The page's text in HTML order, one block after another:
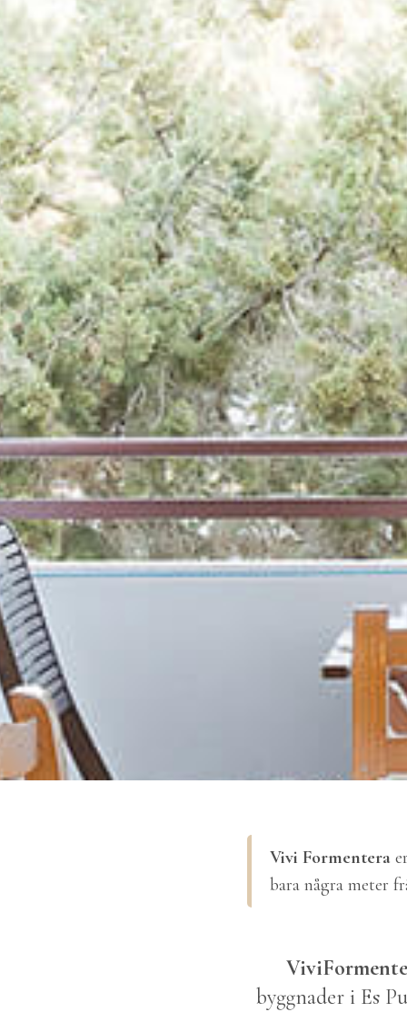
Vivi Formentera
bara några meter
byggnader i Es